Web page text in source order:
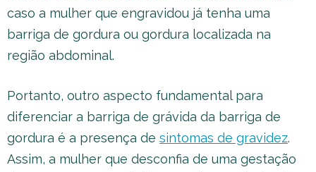
caso a mulher que engravidou já tenha uma
barriga de gordura ou gordura localizada na
região abdominal.
Portanto, outro aspecto fundamental para
diferenciar a barriga de grávida da barriga de
gordura é a presença de sintomas de gravidez.
Assim, a mulher que desconfia de uma gestação